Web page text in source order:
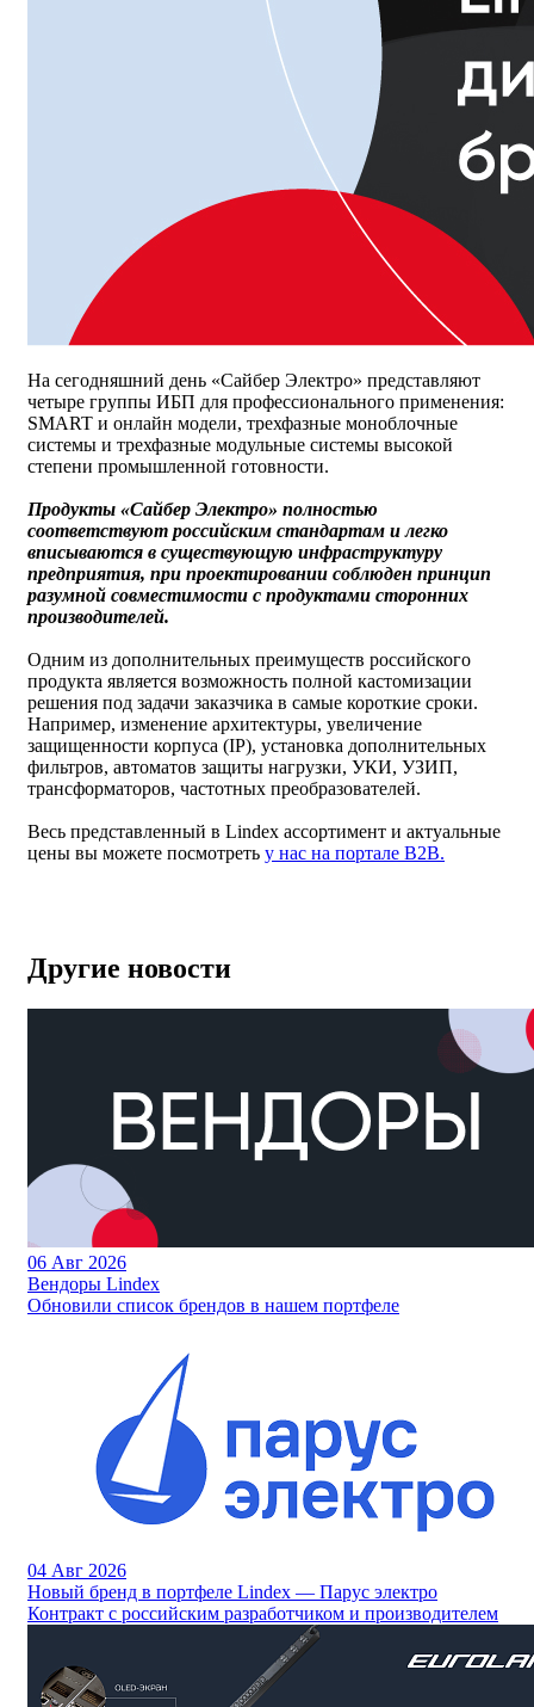
На сегодняшний день «Сайбер Электро» представляют
четыре группы ИБП для профессионального применения:
SMART и онлайн модели, трехфазные моноблочные
системы и трехфазные модульные системы высокой
степени промышленной готовности.
Продукты «Сайбер Электро» полностью
соответствуют российским стандартам и легко
вписываются в существующую инфраструктуру
предприятия, при проектировании соблюден принцип
разумной совместимости с продуктами сторонних
производителей.
Одним из дополнительных преимуществ российского
продукта является возможность полной кастомизации
решения под задачи заказчика в самые короткие сроки.
Например, изменение архитектуры, увеличение
защищенности корпуса (IP), установка дополнительных
фильтров, автоматов защиты нагрузки, УКИ, УЗИП,
трансформаторов, частотных преобразователей.
Весь представленный в Lindex ассортимент и актуальные
цены вы можете посмотреть у нас на портале B2B.
Другие новости
06 Авг 2026
Вендоры Lindex
Обновили список брендов в нашем портфеле
04 Авг 2026
Новый бренд в портфеле Lindex — Парус электро
Контракт с российским разработчиком и производителем